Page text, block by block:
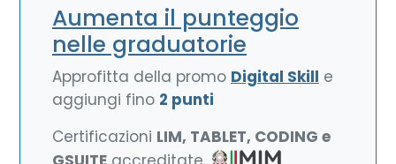
Aumenta il punteggio
nelle graduatorie
Approfitta della promo Digital Skill e
aggiungi fino 2 punti
Certificazioni LIM, TABLET, CODING e